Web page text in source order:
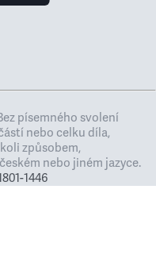
písemného svolení
nebo celku díla,
způsobem,
nebo jiném jazyce.
1446